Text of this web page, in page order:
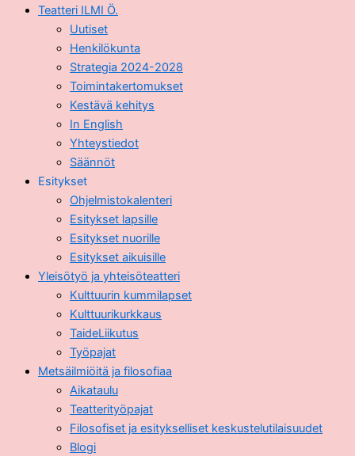
Teatteri ILMI Ö.
Uutiset
Henkilökunta
Strategia 2024-2028
Toimintakertomukset
Kestävä kehitys
In English
Yhteystiedot
Säännöt
Esitykset
Ohjelmistokalenteri
Esitykset lapsille
Esitykset nuorille
Esitykset aikuisille
Yleisötyö ja yhteisöteatteri
Kulttuurin kummilapset
Kulttuurikurkkaus
TaideLiikutus
Työpajat
Metsäilmiöitä ja filosofiaa
Aikataulu
Teatterityöpajat
Filosofiset ja esitykselliset keskustelutilaisuudet
Blogi